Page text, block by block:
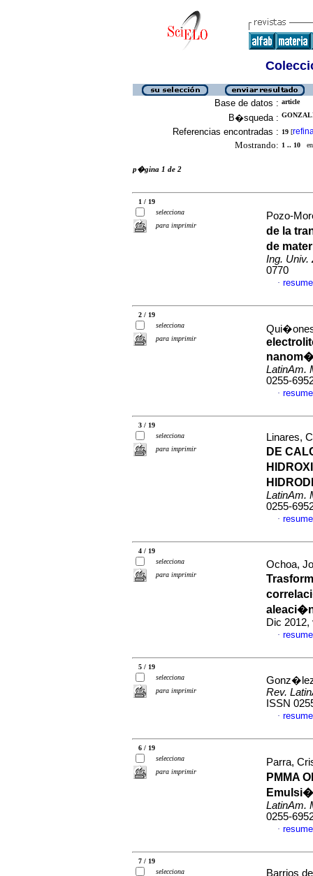
Base de datos : article
B�squeda :
Referencias encontradas : 19 [
Mostrando: 1 .. 10 en
p�gina 1 de 2
1 / 19
selecciona
para imprimir
Pozo-
de la
de
Ing. Univ.
0770
·
2 / 19
selecciona
para imprimir
LatinAm.
0255-
·
3 / 19
selecciona
para imprimir
Linares,
DE
LatinAm.
0255-
·
4 / 19
selecciona
para imprimir
Ochoa,
Dic 2012,
·
5 / 19
selecciona
para imprimir
Rev.
ISSN
·
6 / 19
selecciona
para imprimir
Parra,
PMMA
LatinAm.
0255-
·
7 / 19
selecciona
Barrios